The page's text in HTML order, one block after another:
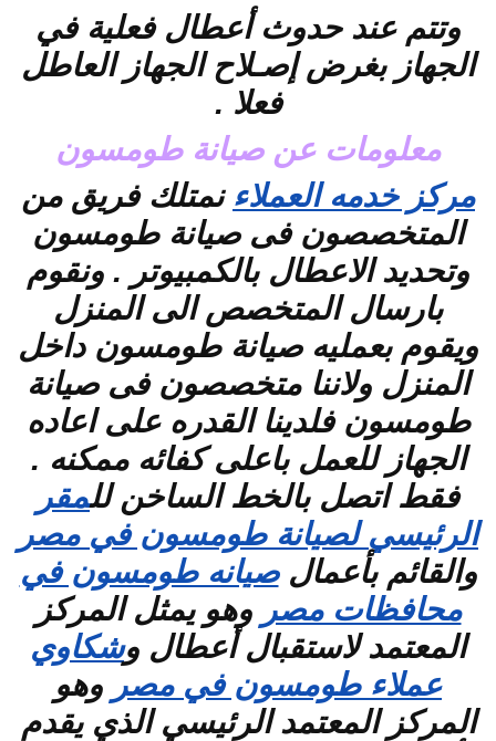
وتتم عند حدوث أعطال فعلية في
الجهاز بغرض إصـلاح الجهاز العاطل
فعلا .
معلومات عن صيانة طومسون
مركز خدمه العملاء نمتلك فريق من
المتخصصون فى صيانة طومسون
وتحديد الاعطال بالكمبيوتر . ونقوم
بارسال المتخصص الى المنزل
ويقوم بعمليه صيانة طومسون داخل
المنزل ولاننا متخصصون فى صيانة
طومسون فلدينا القدره على اعاده
الجهاز للعمل باعلى كفائه ممكنه .
فقط اتصل بالخط الساخن للمقر
الرئيسي لصيانة طومسون في مصر
والقائم بأعمالصيانه طومسون في
محافظات مصر وهو يمثل المركز
المعتمد لاستقبال أعطال وشكاوي
عملاء طومسون في مصر وهو
المركز المعتمد الرئيسي الذي يقدم